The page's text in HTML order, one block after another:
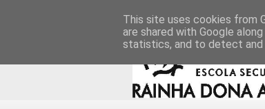
This site uses cookies from
are shared with Google
statistics, and to detect and